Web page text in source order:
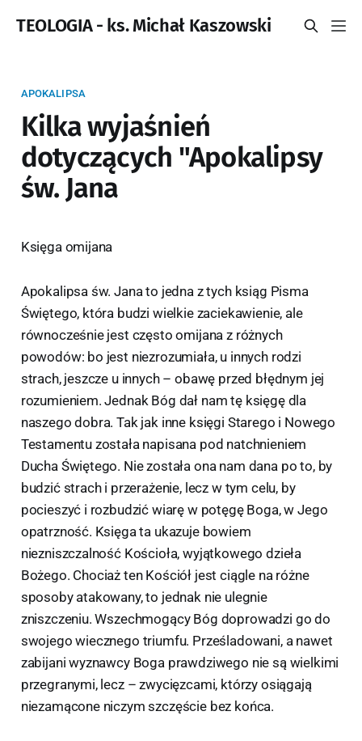
TEOLOGIA - ks. Michał Kaszowski
APOKALIPSA
Kilka wyjaśnień
dotyczących "Apokalipsy
św. Jana
Księga omijana
Apokalipsa św. Jana to jedna z tych ksiąg Pisma
Świętego, która budzi wielkie zaciekawienie, ale
równocześnie jest często omijana z różnych
powodów: bo jest niezrozumiała, u innych rodzi
strach, jeszcze u innych – obawę przed błędnym jej
rozumieniem. Jednak Bóg dał nam tę księgę dla
naszego dobra. Tak jak inne księgi Starego i Nowego
Testamentu została napisana pod natchnieniem
Ducha Świętego. Nie została ona nam dana po to, by
budzić strach i przerażenie, lecz w tym celu, by
pocieszyć i rozbudzić wiarę w potęgę Boga, w Jego
opatrzność. Księga ta ukazuje bowiem
niezniszczalność Kościoła, wyjątkowego dzieła
Bożego. Chociaż ten Kościół jest ciągle na różne
sposoby atakowany, to jednak nie ulegnie
zniszczeniu. Wszechmogący Bóg doprowadzi go do
swojego wiecznego triumfu. Prześladowani, a nawet
zabijani wyznawcy Boga prawdziwego nie są wielkimi
przegranymi, lecz – zwycięzcami, którzy osiągają
niezamącone niczym szczęście bez końca.